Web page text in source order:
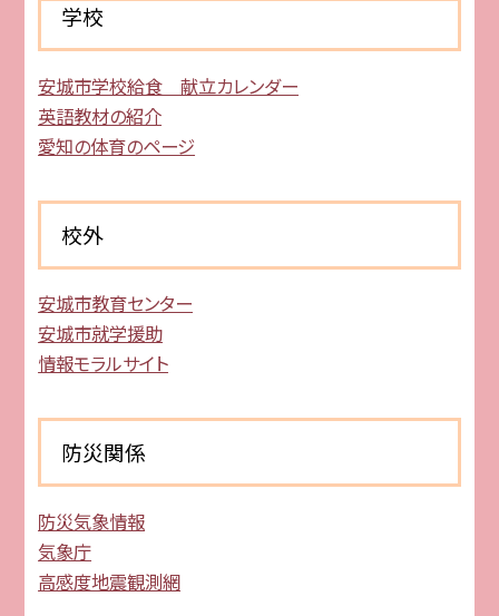
学校
安城市学校給食 献立カレンダー
英語教材の紹介
愛知の体育のページ
校外
安城市教育センター
安城市就学援助
情報モラルサイト
防災関係
防災気象情報
気象庁
高感度地震観測網